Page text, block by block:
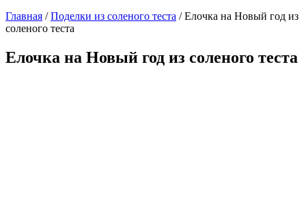
Главная / Поделки из соленого теста / Елочка на Новый год из
соленого теста
Елочка на Новый год из соленого теста